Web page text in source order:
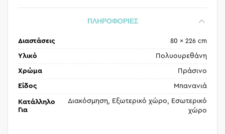
ΠΛΗΡΟΦΟΡΙΕΣ
Διαστάσεις 80 × 226 cm
Υλικό Πολυουρεθάνη
Χρώμα Πράσινο
Είδος Μπανανιά
Κατάλληλο
Για
Διακόσμηση, Εξωτερικό χώρο, Εσωτερικό
χώρο